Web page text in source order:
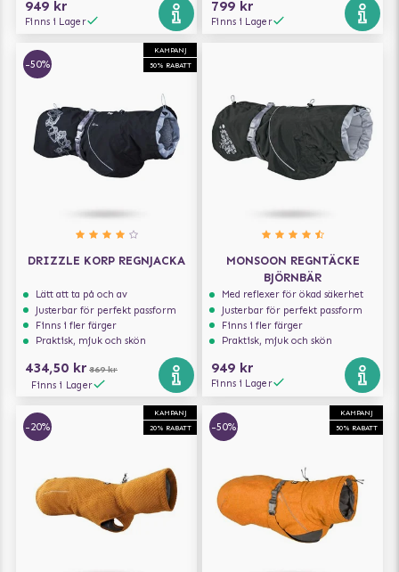
949 kr
Finns i Lager
799 kr
Finns i Lager
KAMPANJ
50% RABATT
-50%
DRIZZLE KORP REGNJACKA
Lätt att ta på och av
Justerbar för perfekt passform
Finns i fler färger
Praktisk, mjuk och skön
434,50 kr 869 kr
Finns i Lager
MONSOON REGNTÄCKE
BJÖRNBÄR
Med reflexer för ökad säkerhet
Justerbar för perfekt passform
Finns i fler färger
Praktisk, mjuk och skön
949 kr
Finns i Lager
KAMPANJ
20% RABATT
-20%
KAMPANJ
50% RABATT
-50%